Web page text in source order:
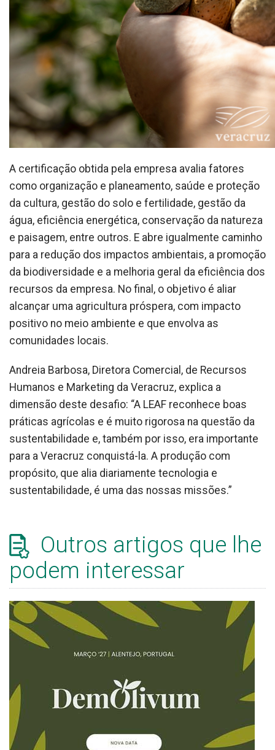
A certificação obtida pela empresa avalia fatores
como organização e planeamento, saúde e proteção
da cultura, gestão do solo e fertilidade, gestão da
água, eficiência energética, conservação da natureza
e paisagem, entre outros. E abre igualmente caminho
para a redução dos impactos ambientais, a promoção
da biodiversidade e a melhoria geral da eficiência dos
recursos da empresa. No final, o objetivo é aliar
alcançar uma agricultura próspera, com impacto
positivo no meio ambiente e que envolva as
comunidades locais.
Andreia Barbosa, Diretora Comercial, de Recursos
Humanos e Marketing da Veracruz, explica a
dimensão deste desafio: “A LEAF reconhece boas
práticas agrícolas e é muito rigorosa na questão da
sustentabilidade e, também por isso, era importante
para a Veracruz conquistá-la. A produção com
propósito, que alia diariamente tecnologia e
sustentabilidade, é uma das nossas missões.”
Outros artigos que lhe
podem interessar